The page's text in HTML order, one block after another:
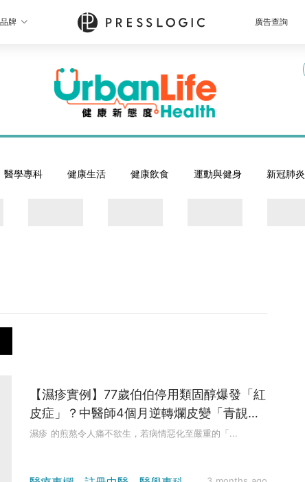
牌 廣告查詢
醫學專科 健康生活 健康飲食 運動與健身 新冠肺炎
【濕疹實例】77歲伯伯停用類固醇爆發「紅
皮症」？中醫師4個月逆轉爛皮變「青靚白
淨」
濕疹 的煎熬令人痛不欲生，若病情惡化至嚴重的「...